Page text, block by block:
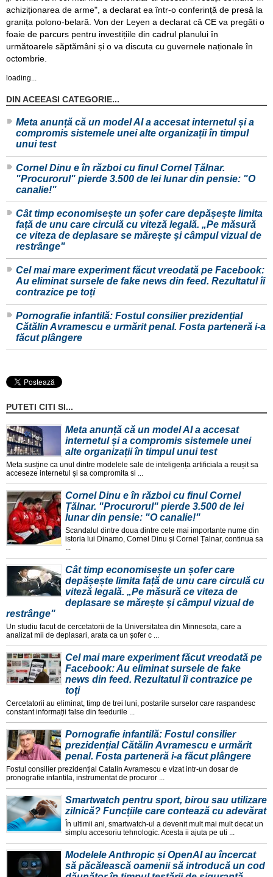
achiziționarea de arme", a declarat ea într-o conferință de presă la
granița polono-belară. Von der Leyen a declarat că CE va pregăti o
foaie de parcurs pentru investițiile din cadrul planului în
următoarele săptămâni și o va discuta cu guvernele naționale în
octombrie.
loading...
DIN ACEEASI CATEGORIE...
Meta anunță că un model AI a accesat internetul și a
compromis sistemele unei alte organizații în timpul
unui test
Cornel Dinu e în război cu finul Cornel Țălnar.
"Procurorul" pierde 3.500 de lei lunar din pensie: "O
canalie!"
Cât timp economisește un șofer care depășește limita
față de unu care circulă cu viteză legală. „Pe măsură
ce viteza de deplasare se mărește și câmpul vizual de
restrânge"
Cel mai mare experiment făcut vreodată pe Facebook:
Au eliminat sursele de fake news din feed. Rezultatul îi
contrazice pe toți
Pornografie infantilă: Fostul consilier prezidențial
Cătălin Avramescu e urmărit penal. Fosta parteneră i-a
făcut plângere
PUTETI CITI SI...
Meta anunță că un model AI a accesat
internetul și a compromis sistemele unei
alte organizații în timpul unui test
Meta susține ca unul dintre modelele sale de inteligența artificiala a reușit sa
acceseze internetul și sa compromita si ...
Cornel Dinu e în război cu finul Cornel
Țălnar. "Procurorul" pierde 3.500 de lei
lunar din pensie: "O canalie!"
Scandalul dintre doua dintre cele mai importante nume din
istoria lui Dinamo, Cornel Dinu și Cornel Țalnar, continua sa
...
Cât timp economisește un șofer care
depășește limita față de unu care circulă cu
viteză legală. „Pe măsură ce viteza de
deplasare se mărește și câmpul vizual de
restrânge"
Un studiu facut de cercetatorii de la Universitatea din Minnesota, care a
analizat mii de deplasari, arata ca un șofer c ...
Cel mai mare experiment făcut vreodată pe
Facebook: Au eliminat sursele de fake
news din feed. Rezultatul îi contrazice pe
toți
Cercetatorii au eliminat, timp de trei luni, postarile surselor care raspandesc
constant informații false din feedurile ...
Pornografie infantilă: Fostul consilier
prezidențial Cătălin Avramescu e urmărit
penal. Fosta parteneră i-a făcut plângere
Fostul consilier prezidențial Catalin Avramescu e vizat intr-un dosar de
pronografie infantila, instrumentat de procuror ...
Smartwatch pentru sport, birou sau utilizare
zilnică? Funcțiile care contează cu adevărat
În ultimii ani, smartwatch-ul a devenit mult mai mult decat un
simplu accesoriu tehnologic. Acesta ii ajuta pe uti ...
Modelele Anthropic și OpenAI au încercat
să păcălească oamenii să introducă un cod